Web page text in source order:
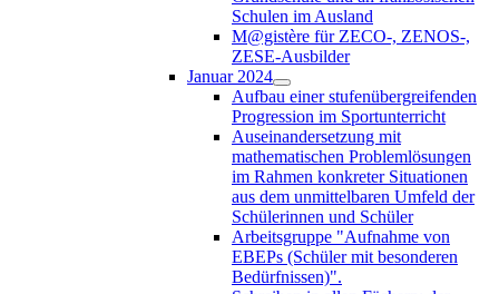
Schulen im Ausland
M@gistère für ZECO-, ZENOS-,
ZESE-Ausbilder
Januar 2024
Aufbau einer stufenübergreifenden
Progression im Sportunterricht
Auseinandersetzung mit
mathematischen Problemlösungen
im Rahmen konkreter Situationen
aus dem unmittelbaren Umfeld der
Schülerinnen und Schüler
Arbeitsgruppe "Aufnahme von
EBEPs (Schüler mit besonderen
Bedürfnissen)".